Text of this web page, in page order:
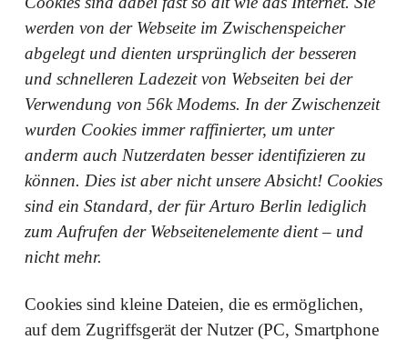
werden von der Webseite im Zwischenspeicher
abgelegt und dienten ursprünglich der besseren
und schnelleren Ladezeit von Webseiten bei der
Verwendung von 56k Modems. In der Zwischenzeit
wurden Cookies immer raffinierter, um unter
anderm auch Nutzerdaten besser identifizieren zu
können. Dies ist aber nicht unsere Absicht! Cookies
sind ein Standard, der für Arturo Berlin lediglich
zum Aufrufen der Webseitenelemente dient – und
nicht mehr.
Cookies sind kleine Dateien, die es ermöglichen,
auf dem Zugriffsgerät der Nutzer (PC, Smartphone